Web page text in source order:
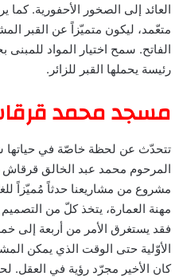
العائد إلى الصخور الأحفورية. كما
متعّمد، ليكون متميّزاً عن القبر
الفاتح. سمح اختيار المواد
رئيسة يحملها القبر للزائر.
مسجد محمد
تتحدّث عن لحظة خاصّة في حياتها
المرحوم محمد عبد الخالق قرقاش
مشروع من مشاريعنا حدثاً مُميّزاً
مهنة العمارة، يتخذ كلّ من التصميم
فقد يستغرق الأمر من أربعة إلى
الأوّلية حتى الوقت الذي يمكن
كان الأخير مجرّد رؤية في العقل.